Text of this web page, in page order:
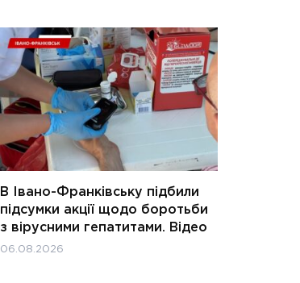
В Івано-Франківську підбили
підсумки акції щодо боротьби
з вірусними гепатитами. Відео
06.08.2026